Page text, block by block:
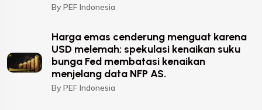
By PEF Indonesia
Harga emas cenderung menguat karena
USD melemah; spekulasi kenaikan suku
bunga Fed membatasi kenaikan
menjelang data NFP AS.
By PEF Indonesia